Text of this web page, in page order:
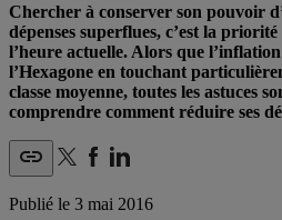
Chercher à conserver son pouvoir
dépenses superflues, c’est la
l’heure actuelle. Alors que
l’Hexagone en touchant
classe moyenne, toutes les astuces
comprendre comment réduire ses
Publié le 3 mai 2016